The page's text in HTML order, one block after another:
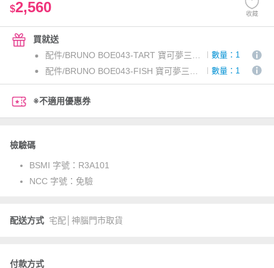
$2,560 收藏
買就送
配件/BRUNO BOE043-TART 寶可夢三明治機 塔皮烤盤
數量：1
數量：1
※不適用優惠券
檢驗碼
BSMI 字號： R3A101
NCC 字號： 免驗
配送方式 宅配│神腦門市取貨
付款方式